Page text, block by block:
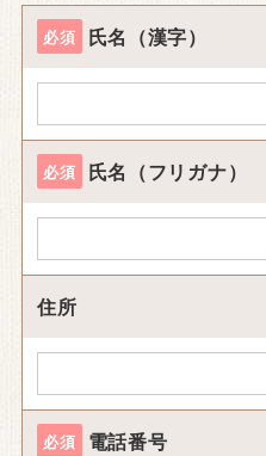
必須 氏名（漢字）
必須 氏名（フリガナ）
住所
必須 電話番号